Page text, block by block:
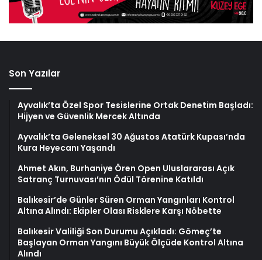
Son Yazılar
Ayvalık’ta Özel Spor Tesislerine Ortak Denetim Başladı:
Hijyen ve Güvenlik Mercek Altında
Ayvalık’ta Geleneksel 30 Ağustos Atatürk Kupası’nda
Kura Heyecanı Yaşandı
Ahmet Akın, Burhaniye Ören Open Uluslararası Açık
Satranç Turnuvası’nın Ödül Törenine Katıldı
Balıkesir’de Günler Süren Orman Yangınları Kontrol
Altına Alındı: Ekipler Olası Risklere Karşı Nöbette
Balıkesir Valiliği Son Durumu Açıkladı: Gömeç’te
Başlayan Orman Yangını Büyük Ölçüde Kontrol Altına
Alındı